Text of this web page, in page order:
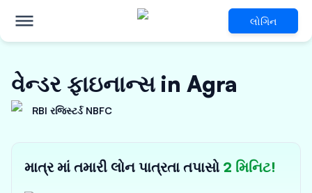
લોગિન
વેન્ડર ફાઇનાન્સ in Agra
RBI રજિસ્ટર્ડ NBFC
માત્ર માં તમારી લોન પાત્રતા તપાસો 2 મિનિટ!